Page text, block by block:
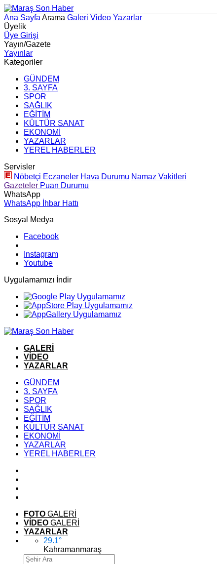
Ana Sayfa Arama Galeri Video Yazarlar
Üyelik
Üye Girişi
Yayın/Gazete
Yayınlar
Kategoriler
GÜNDEM
3. SAYFA
SPOR
SAĞLIK
EĞİTİM
KÜLTÜR SANAT
EKONOMİ
YAZARLAR
YEREL HABERLER
Servisler
Nöbetçi Eczaneler Hava Durumu Namaz Vakitleri
Gazeteler Puan Durumu
WhatsApp
WhatsApp İhbar Hattı
Sosyal Medya
Facebook
Instagram
Youtube
Uygulamamızı İndir
GALERİ
VİDEO
YAZARLAR
GÜNDEM
3. SAYFA
SPOR
SAĞLIK
EĞİTİM
KÜLTÜR SANAT
EKONOMİ
YAZARLAR
YEREL HABERLER
FOTO GALERİ
VİDEO GALERİ
YAZARLAR
29.1°
Kahramanmaraş